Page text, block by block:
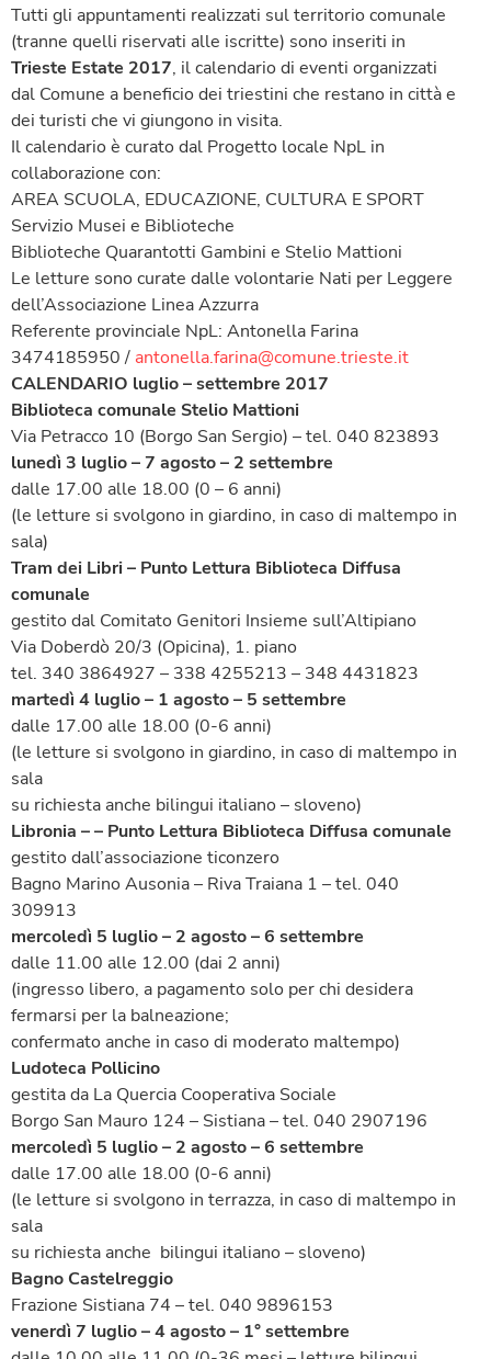
Tutti gli appuntamenti realizzati sul territorio comunale
(tranne quelli riservati alle iscritte) sono inseriti in
Trieste Estate 2017, il calendario di eventi organizzati
dal Comune a beneficio dei triestini che restano in città e
dei turisti che vi giungono in visita.
Il calendario è curato dal Progetto locale NpL in
collaborazione con:
AREA SCUOLA, EDUCAZIONE, CULTURA E SPORT
Servizio Musei e Biblioteche
Biblioteche Quarantotti Gambini e Stelio Mattioni
Le letture sono curate dalle volontarie Nati per Leggere
dell’Associazione Linea Azzurra
Referente provinciale NpL: Antonella Farina
3474185950 / antonella.farina@comune.trieste.it
CALENDARIO luglio – settembre 2017
Biblioteca comunale Stelio Mattioni
Via Petracco 10 (Borgo San Sergio) – tel. 040 823893
lunedì 3 luglio – 7 agosto – 2 settembre
dalle 17.00 alle 18.00 (0 – 6 anni)
(le letture si svolgono in giardino, in caso di maltempo in
sala)
Tram dei Libri – Punto Lettura Biblioteca Diffusa
comunale
gestito dal Comitato Genitori Insieme sull’Altipiano
Via Doberdò 20/3 (Opicina), 1. piano
tel. 340 3864927 – 338 4255213 – 348 4431823
martedì 4 luglio – 1 agosto – 5 settembre
dalle 17.00 alle 18.00 (0-6 anni)
(le letture si svolgono in giardino, in caso di maltempo in
sala
su richiesta anche bilingui italiano – sloveno)
Libronia – – Punto Lettura Biblioteca Diffusa comunale
gestito dall’associazione ticonzero
Bagno Marino Ausonia – Riva Traiana 1 – tel. 040
309913
mercoledì 5 luglio – 2 agosto – 6 settembre
dalle 11.00 alle 12.00 (dai 2 anni)
(ingresso libero, a pagamento solo per chi desidera
fermarsi per la balneazione;
confermato anche in caso di moderato maltempo)
Ludoteca Pollicino
gestita da La Quercia Cooperativa Sociale
Borgo San Mauro 124 – Sistiana – tel. 040 2907196
mercoledì 5 luglio – 2 agosto – 6 settembre
dalle 17.00 alle 18.00 (0-6 anni)
(le letture si svolgono in terrazza, in caso di maltempo in
sala
su richiesta anche bilingui italiano – sloveno)
Bagno Castelreggio
Frazione Sistiana 74 – tel. 040 9896153
venerdì 7 luglio – 4 agosto – 1° settembre